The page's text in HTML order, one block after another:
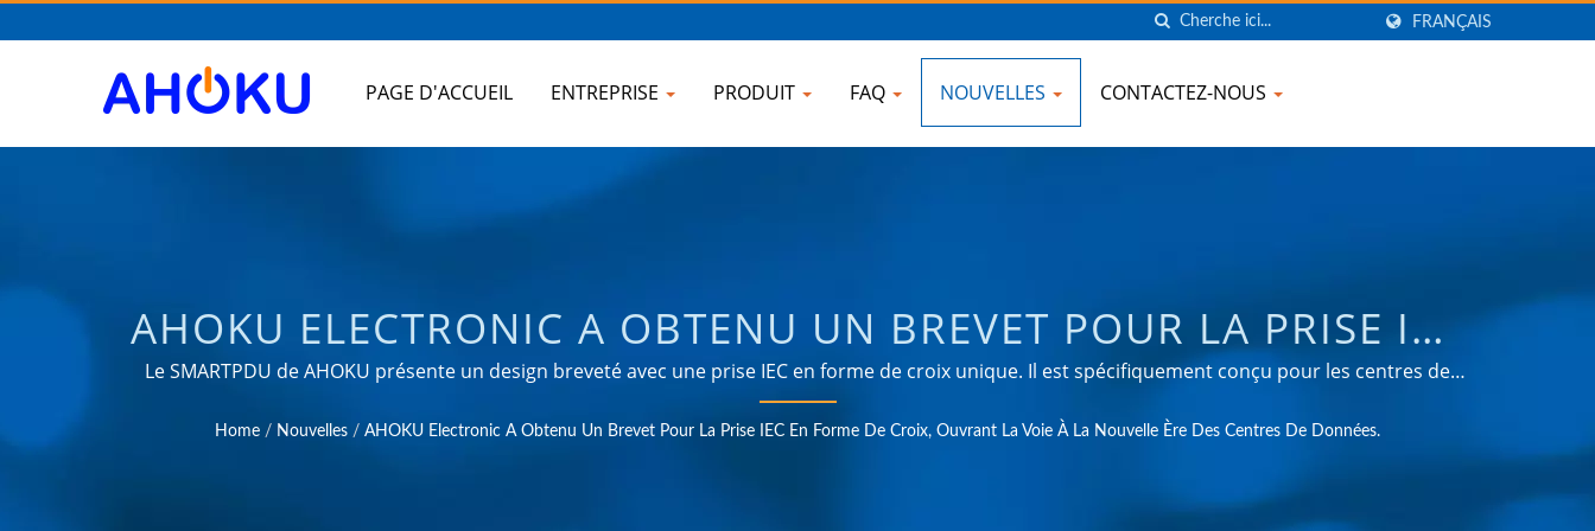
FRANÇAIS
PAGE D'ACCUEIL ENTREPRISE PRODUIT FAQ NOUVELLES CONTACTEZ-NOUS
AHOKU ELECTRONIC A OBTENU UN BREVET POUR LA PRISE IEC
EN FORME DE CROIX MENANT À LA NOUVELLE ÈRE DES
CENTRES DE DONNÉES | FOURNISSEUR DE PRODUITS LIÉS À
L'ÉNERGIE DE TAÏWAN | AHOKU ELECTRONIC COMPANY
Le SMARTPDU de AHOKU présente un design breveté avec une prise IEC en forme de croix unique. Il est spécifiquement conçu pour les centres de
données, servant d'unité de distribution d'alimentation à haute intensité pour les processeurs AI ou numériques. | Plus de 35 ans d'expérience OEM
& ODM de confiance dans la fourniture de produits répondant aux besoins des applications de gestion de l'énergie dans divers domaines tels que
Home / Nouvelles / AHOKU Electronic A Obtenu Un Brevet Pour La Prise IEC En Forme De Croix, Ouvrant La Voie À La Nouvelle Ère Des Centres De Données.